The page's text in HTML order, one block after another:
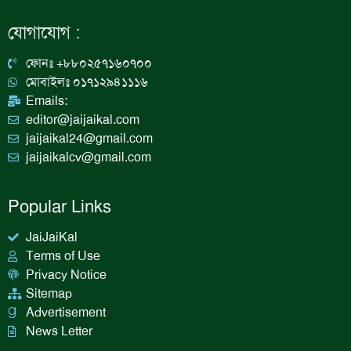
b
o
a
g
a
m
n
যোগাযোগ :
ফোনঃ +৮৮০২৫৭১৬০৭০০
মোবাইলঃ ০১৭১২৯৪১১১৬
Emails:
editor@jaijaikal.com
jaijaikal24@gmail.com
jaijaikalcv@gmail.com
Popular Links
JaiJaiKal
Terms of Use
Privacy Notice
Sitemap
Advertisement
News Letter